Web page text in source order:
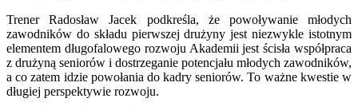
Trener Radosław Jacek podkreśla, że powoływanie młodych
zawodników do składu pierwszej drużyny jest niezwykle istotnym
elementem długofalowego rozwoju Akademii jest ścisła współpraca
z drużyną seniorów i dostrzeganie potencjału młodych zawodników,
a co zatem idzie powołania do kadry seniorów. To ważne kwestie w
długiej perspektywie rozwoju.